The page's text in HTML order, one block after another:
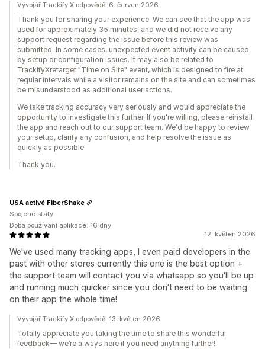
Vývojář Trackify X odpověděl 6. červen 2026
Thank you for sharing your experience. We can see that the app was
used for approximately 35 minutes, and we did not receive any
support request regarding the issue before this review was
submitted. In some cases, unexpected event activity can be caused
by setup or configuration issues. It may also be related to
TrackifyXretarget "Time on Site" event, which is designed to fire at
regular intervals while a visitor remains on the site and can sometimes
be misunderstood as additional user actions.
We take tracking accuracy very seriously and would appreciate the
opportunity to investigate this further. If you're willing, please reinstall
the app and reach out to our support team. We'd be happy to review
your setup, clarify any confusion, and help resolve the issue as
quickly as possible.
Thank you.
12. květen 2026
We've used many tracking apps, I even paid developers in the
past with other stores currently this one is the best option +
the support team will contact you via whatsapp so you'll be up
and running much quicker since you don't need to be waiting
on their app the whole time!
USA activé FiberShake
Spojené státy
Doba používání aplikace: 16 dny
Vývojář Trackify X odpověděl 13. květen 2026
Totally appreciate you taking the time to share this wonderful
feedback— we’re always here if you need anything further!